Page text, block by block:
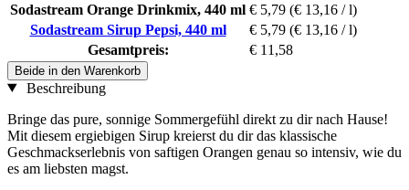
Sodastream Orange Drinkmix, 440 ml € 5,79 (€ 13,16 / l)
Sodastream Sirup Pepsi, 440 ml
€ 5,79 (€ 13,16 / l)
Gesamtpreis:
€ 11,58
Beide in den Warenkorb
Beschreibung
Bringe das pure, sonnige Sommergefühl direkt zu dir nach Hause!
Mit diesem ergiebigen Sirup kreierst du dir das klassische
Geschmackserlebnis von saftigen Orangen genau so intensiv, wie du
es am liebsten magst.